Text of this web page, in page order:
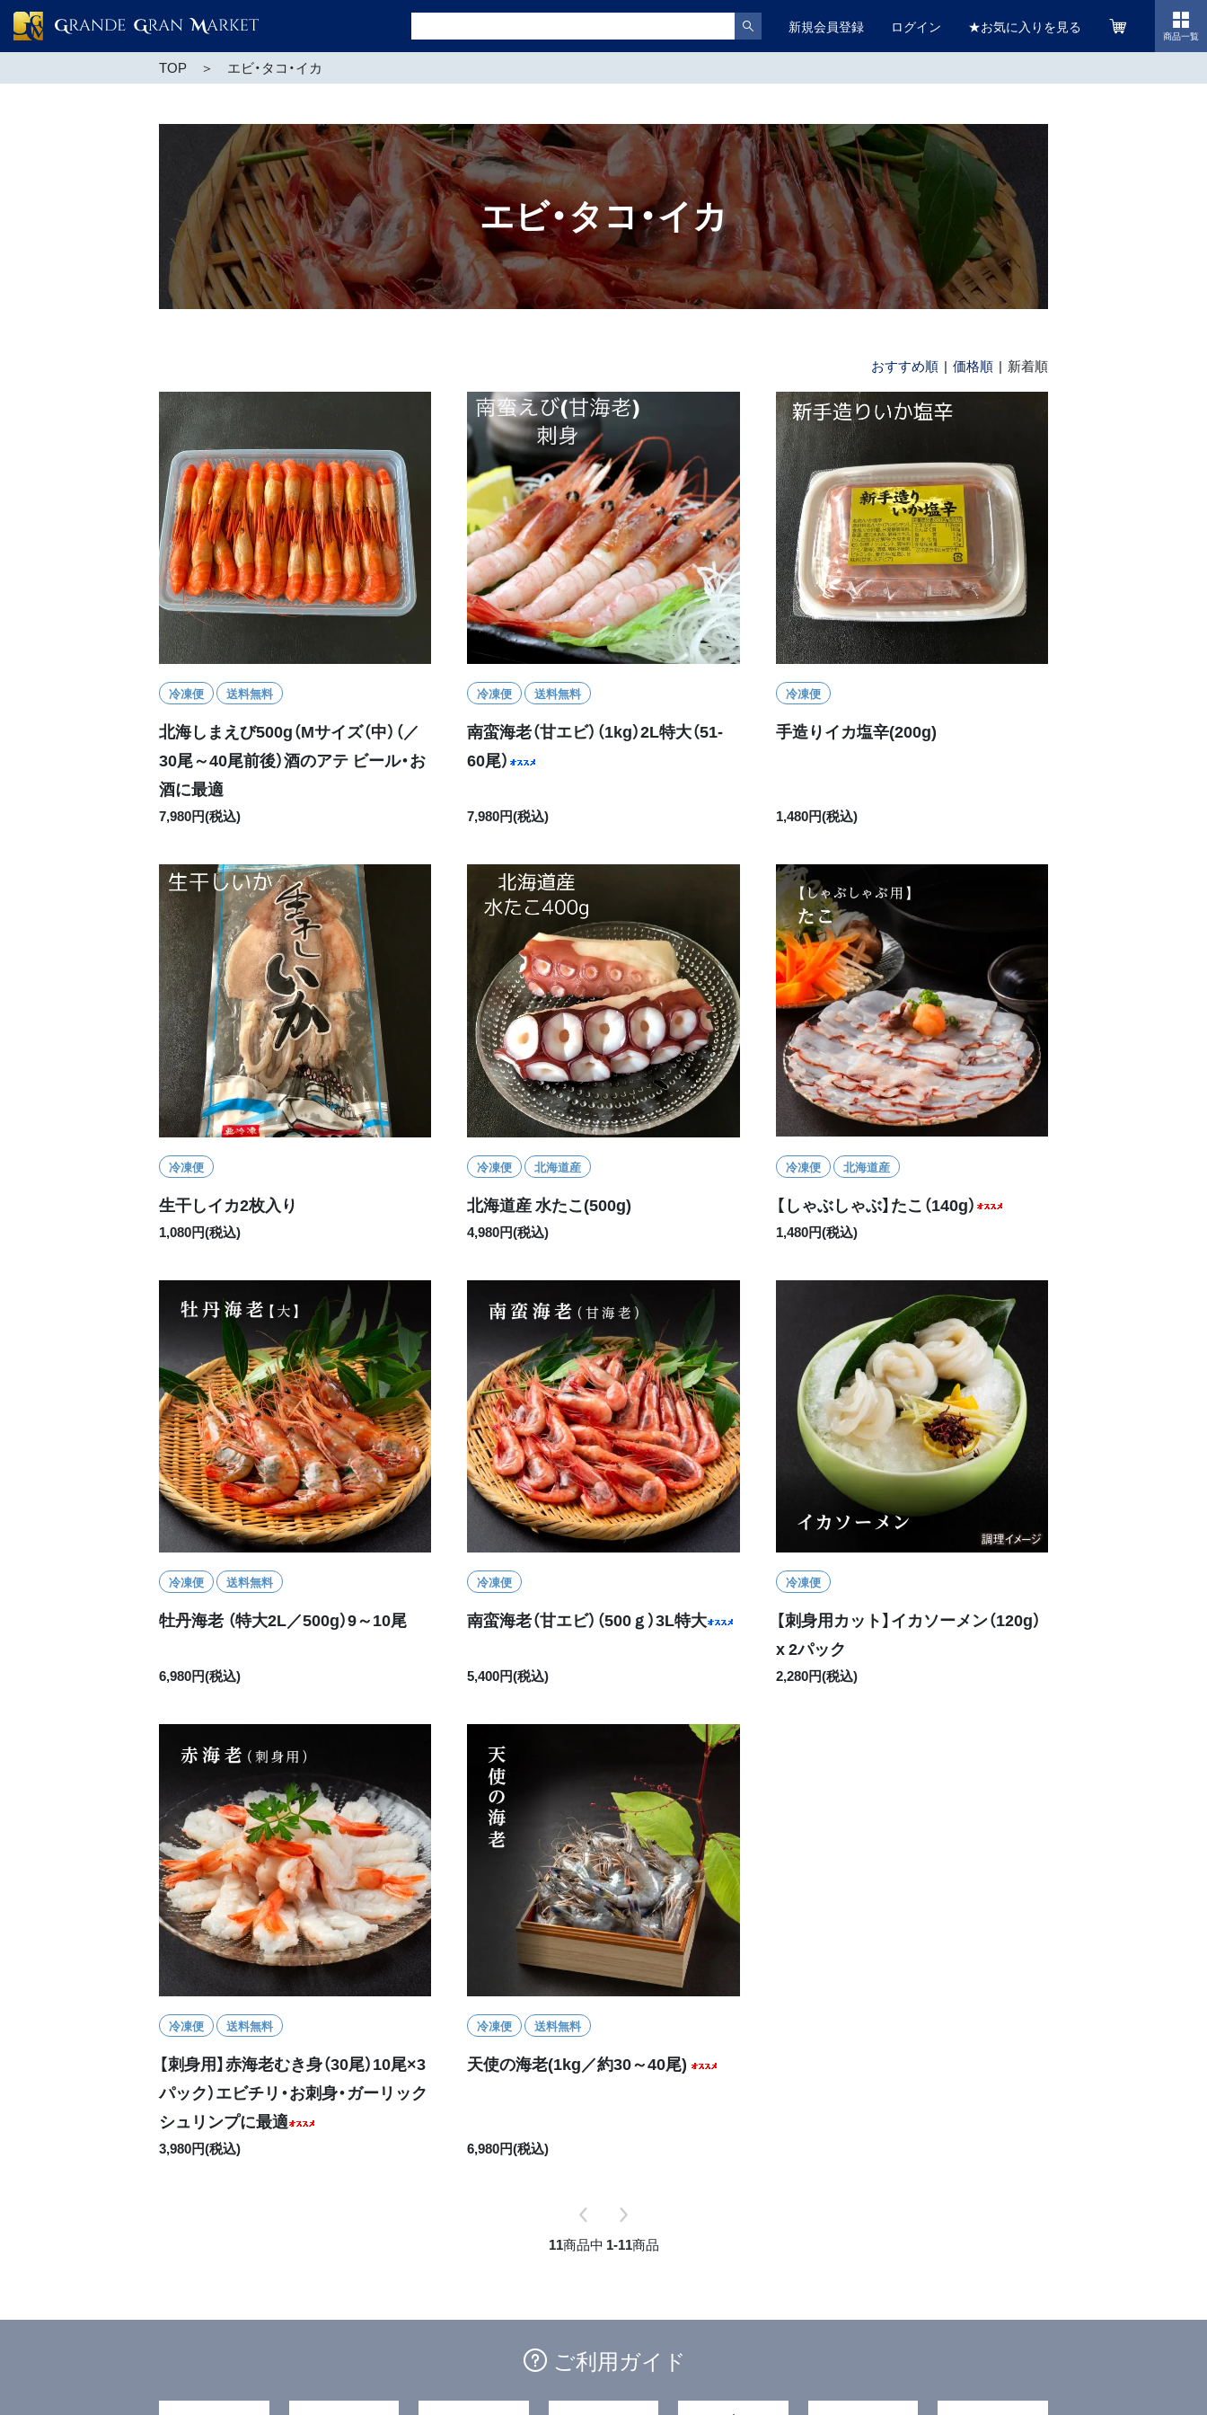
新規会員登録 ログイン ★お気に入りを見る
商品一覧
TOP エビ・タコ・イカ
エビ・タコ・イカ
おすすめ順 | 価格順 | 新着順
冷凍便 送料無料
北海しまえび500g（Mサイズ（中）（／
30尾～40尾前後）酒のアテ ビール・お
酒に最適
7,980円(税込)
冷凍便 送料無料
南蛮海老（甘エビ）（1kg）2L特大（51-
60尾）
7,980円(税込)
冷凍便
手造りイカ塩辛(200g)
1,480円(税込)
冷凍便
生干しイカ2枚入り
1,080円(税込)
冷凍便 北海道産
北海道産 水たこ(500g)
4,980円(税込)
冷凍便 北海道産
【しゃぶしゃぶ】たこ（140g）
1,480円(税込)
冷凍便 送料無料
牡丹海老 （特大2L／500g）9～10尾
6,980円(税込)
冷凍便
南蛮海老（甘エビ）（500ｇ）3L特大
5,400円(税込)
冷凍便
【刺身用カット】イカソーメン（120g）
x 2パック
2,280円(税込)
冷凍便 送料無料
【刺身用】赤海老むき身（30尾）10尾×3
パック）エビチリ・お刺身・ガーリック
シュリンプに最適
3,980円(税込)
冷凍便 送料無料
天使の海老(1kg／約30～40尾)
6,980円(税込)
11商品中 1-11商品
ご利用ガイド